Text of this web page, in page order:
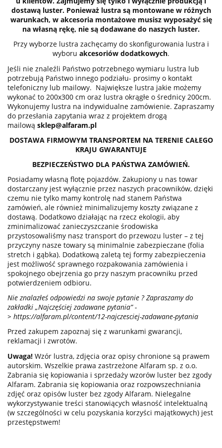
dostawą luster. Ponieważ lustra są montowane w różnych
warunkach, w akcesoria montażowe musisz wyposażyć się
na własną rękę, nie są dodawane do naszych luster.
Przy wyborze lustra zachęcamy do skonfigurowania lustra i
wyboru akcesoriów dodatkowych.
Jeśli nie znaleźli Państwo potrzebnego wymiaru lustra lub
potrzebują Państwo innego podziału- prosimy o kontakt
telefoniczny lub mailowy. Największe lustra jakie możemy
wykonać to 200x300 cm oraz lustra okrągłe o średnicy 200cm.
Wykonujemy lustra na indywidualne zamówienie. Zapraszamy
do przesłania zapytania wraz z projektem drogą
mailową sklep@alfaram.pl
DOSTAWA FIRMOWYM TRANSPORTEM NA TERENIE CAŁEGO
KRAJU GWARANTUJE
BEZPIECZEŃSTWO DLA PAŃSTWA ZAMÓWIEŃ.
Posiadamy własną flotę pojazdów. Zakupiony u nas towar
dostarczany jest wyłącznie przez naszych pracowników, dzięki
czemu nie tylko mamy kontrolę nad stanem Państwa
zamówień, ale również minimalizujemy koszty związane z
dostawą. Dodatkowo działając na rzecz ekologii, aby
zminimalizować zanieczyszczanie środowiska
przystosowaliśmy nasz transport do przewozu luster – z tej
przyczyny nasze towary są minimalnie zabezpieczane (folia
stretch i gąbka). Dodatkową zaletą tej formy zabezpieczenia
jest możliwość sprawnego rozpakowania zamówienia i
spokojnego obejrzenia go przy naszym pracowniku przed
potwierdzeniem odbioru.
Nie znalazłeś odpowiedzi na swoje pytanie ? Zapraszamy do
zakładki „Najczęściej zadawane pytania” -
> https://alfaram.pl/content/12-najczesciej-zadawane-pytania
Przed zakupem zapoznaj się z warunkami gwarancji,
reklamacji i zwrotów.
Uwaga! Wzór lustra, zdjęcia oraz opisy chronione są prawem
autorskim. Wszelkie prawa zastrzeżone Alfaram sp. z o.o.
Zabrania się kopiowania i sprzedaży wzorów luster bez zgody
Alfaram. Zabrania się kopiowania oraz rozpowszechniania
zdjęć oraz opisów luster bez zgody Alfaram. Nielegalne
wykorzystywanie treści stanowiących własność intelektualną
(w szczególności w celu pozyskania korzyści majątkowych) jest
przestępstwem!